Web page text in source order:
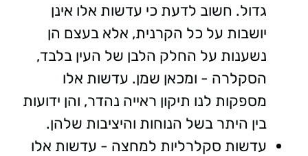
גדול. חשוב לדעת כי עדשות אלו אינן
יושבות על כל הקרנית, אלא בעצם הן
נשענות על החלק הלבן של העין בלבד,
הסקלרה - ומכאן שמן. עדשות אלו
מספקות לנו תיקון ראייה נהדר, והן ידועות
בין היתר בשל הנוחות והיציבות שלהן.
עדשות סקלרליות למחצה - עדשות אלו